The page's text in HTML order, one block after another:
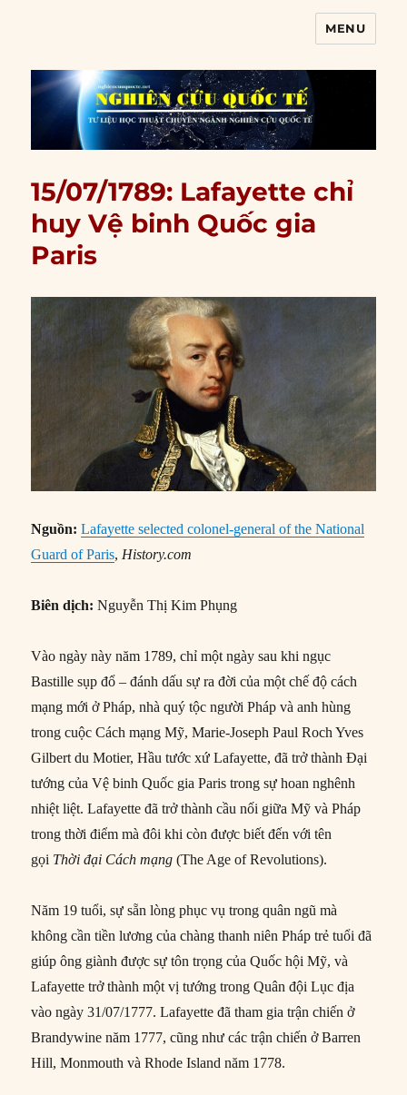
MENU
15/07/1789: Lafayette chỉ
huy Vệ binh Quốc gia
Paris
Nguồn: Lafayette selected colonel-general of the National
Guard of Paris,History.com
Biên dịch: Nguyễn Thị Kim Phụng
Vào ngày này năm 1789, chỉ một ngày sau khi ngục
Bastille sụp đổ – đánh dấu sự ra đời của một chế độ cách
mạng mới ở Pháp, nhà quý tộc người Pháp và anh hùng
trong cuộc Cách mạng Mỹ, Marie-Joseph Paul Roch Yves
Gilbert du Motier, Hầu tước xứ Lafayette, đã trở thành Đại
tướng của Vệ binh Quốc gia Paris trong sự hoan nghênh
nhiệt liệt. Lafayette đã trở thành cầu nối giữa Mỹ và Pháp
trong thời điểm mà đôi khi còn được biết đến với tên
gọi Thời đại Cách mạng (The Age of Revolutions).
Năm 19 tuổi, sự sẵn lòng phục vụ trong quân ngũ mà
không cần tiền lương của chàng thanh niên Pháp trẻ tuổi đã
giúp ông giành được sự tôn trọng của Quốc hội Mỹ, và
Lafayette trở thành một vị tướng trong Quân đội Lục địa
vào ngày 31/07/1777. Lafayette đã tham gia trận chiến ở
Brandywine năm 1777, cũng như các trận chiến ở Barren
Hill, Monmouth và Rhode Island năm 1778.